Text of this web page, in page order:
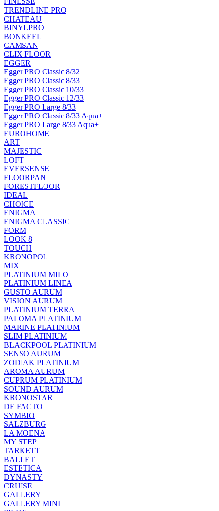
TRENDLINE PRO
CHATEAU
BINYLPRO
BONKEEL
CAMSAN
CLIX FLOOR
EGGER
Egger PRO Classic 8/32
Egger PRO Classic 8/33
Egger PRO Classic 10/33
Egger PRO Classic 12/33
Egger PRO Large 8/33
Egger PRO Classic 8/33 Aqua+
Egger PRO Large 8/33 Aqua+
EUROHOME
ART
MAJESTIC
LOFT
EVERSENSE
FLOORPAN
FORESTFLOOR
IDEAL
CHOICE
ENIGMA
ENIGMA CLASSIC
FORM
LOOK 8
TOUCH
KRONOPOL
MIX
PLATINIUM MILO
PLATINIUM LINEA
GUSTO AURUM
VISION AURUM
PLATINIUM TERRA
PALOMA PLATINIUM
MARINE PLATINIUM
SLIM PLATINIUM
BLACKPOOL PLATINIUM
SENSO AURUM
ZODIAK PLATINIUM
AROMA AURUM
CUPRUM PLATINIUM
SOUND AURUM
KRONOSTAR
DE FACTO
SYMBIO
SALZBURG
LA MOENA
MY STEP
TARKETT
BALLET
ESTETICA
DYNASTY
CRUISE
GALLERY
GALLERY MINI